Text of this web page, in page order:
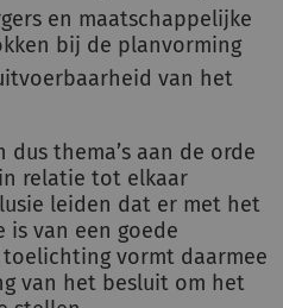
en maatschappelijke
bij de planvorming
van het
thema’s aan de orde
relatie tot elkaar
leiden dat er met het
is van een goede
vormt daarmee
van het besluit om het